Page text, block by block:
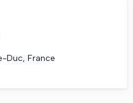
Duc, France